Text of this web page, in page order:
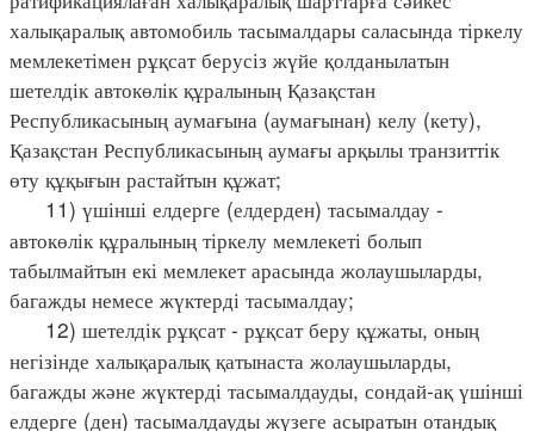
халықаралық автомобиль тасымалдары саласында тіркелу
мемлекетімен рұқсат берусіз жүйе қолданылатын
шетелдік автокөлік құралының Қазақстан
Республикасының аумағына (аумағынан) келу (кету),
Қазақстан Республикасының аумағы арқылы транзиттік
өту құқығын растайтын құжат;
11) үшінші елдерге (елдерден) тасымалдау -
автокөлік құралының тіркелу мемлекеті болып
табылмайтын екі мемлекет арасында жолаушыларды,
багажды немесе жүктерді тасымалдау;
12) шетелдік рұқсат - рұқсат беру құжаты, оның
негізінде халықаралық қатынаста жолаушыларды,
багажды және жүктерді тасымалдауды, сондай-ақ үшінші
елдерге (ден) тасымалдауды жүзеге асыратын отандық